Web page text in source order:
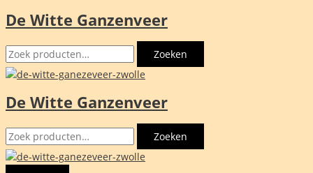
Ga
de
inhoud
De Witte Ganzenveer
Zoeken
naar:
Zoeken
De Witte Ganzenveer
Zoeken
naar:
Zoeken